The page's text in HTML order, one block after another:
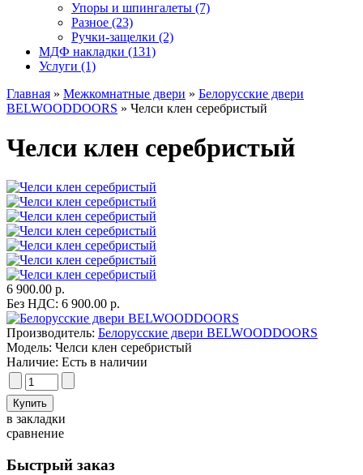
Упоры и шпингалеты (7)
Разное (23)
Ручки-защелки (2)
МДФ накладки (131)
Услуги (1)
Главная » Межкомнатные двери » Белорусские двери
BELWOODDOORS » Челси клен серебристый
Челси клен серебристый
6 900.00 р.
Без НДС: 6 900.00 р.
Производитель: Белорусские двери BELWOODDOORS
Модель: Челси клен серебристый
Наличие: Есть в наличии
в закладки
сравнение
Быстрый заказ